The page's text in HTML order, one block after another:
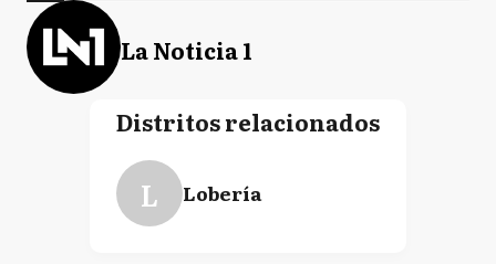
La Noticia 1
Distritos relacionados
L Lobería